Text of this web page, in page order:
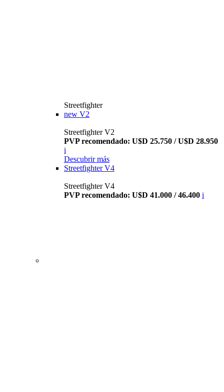
Streetfighter
new V2
Streetfighter V2
PVP recomendado: U$D 25.750 / U$D 28.950
i
Descubrir más
Streetfighter V4
Streetfighter V4
PVP recomendado: U$D 41.000 / 46.400 i